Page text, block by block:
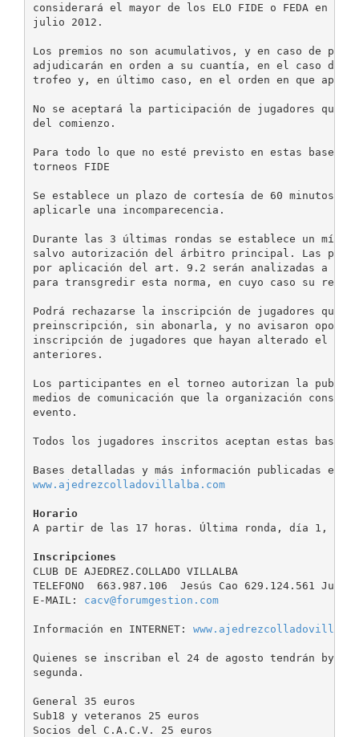
considerará el mayor de los ELO FIDE o FEDA en
julio 2012.
Los premios no son acumulativos, y en caso de
adjudicarán en orden a su cuantía, en el caso de
trofeo y, en último caso, en el orden en que
No se aceptará la participación de jugadores que
del comienzo.
Para todo lo que no esté previsto en estas bases
torneos FIDE
Se establece un plazo de cortesía de 60 minutos
aplicarle una incomparecencia.
Durante las 3 últimas rondas se establece un
salvo autorización del árbitro principal. Las
por aplicación del art. 9.2 serán analizadas a fin
para transgredir esta norma, en cuyo caso su
Podrá rechazarse la inscripción de jugadores que
preinscripción, sin abonarla, y no avisaron
inscripción de jugadores que hayan alterado el
anteriores.
Los participantes en el torneo autorizan la
medios de comunicación que la organización
evento.
Todos los jugadores inscritos aceptan estas bases.
www.ajedrezcolladovillalba.com
Horario
A partir de las 17 horas. Última ronda, día 1, a
Inscripciones
CLUB DE AJEDREZ.COLLADO VILLALBA
TELEFONO  663.987.106  Jesús Cao 629.124.561 Juan
E-MAIL: cacv@forumgestion.com
Información en INTERNET:
Quienes se inscriban el 24 de agosto tendrán bye
segunda.
General 35 euros
Sub18 y veteranos 25 euros
Socios del C.A.C.V. 25 euros